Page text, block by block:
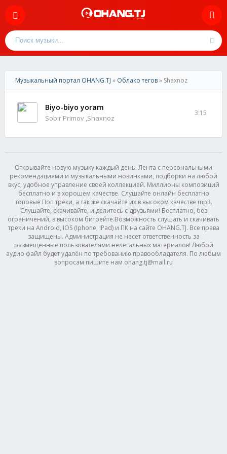
Музыкальный портал OHANG.TJ » Облако тегов» Shaxnoz
Biyo-biyo yoram
Sobir Primov ,Shaxnoz
3:15
Открывайте новую музыку каждый день. Лента с персональными
рекомендациями и музыкальными новинками, подборки на любой
вкус, удобное управление своей коллекцией. Миллионы композиций
бесплатно и в хорошем качестве. Слушайте онлайн бесплатно
топовые Поп треки, а так же скачайте их в высоком качестве mp3.
Слушайте, скачивайте, и делитесь с друзьями! Бесплатно, без
ограничений, в высоком битрейте.Возможность слушать и скачивать
треки на Android, IOS (Iphone, IPad) и ПК на сайте OHANG.TJ. Все права
защищены. Администрация не несет ответственность за
размещенные пользователями нелегальных материалов! Любой
аудио файл будет удалён по требованию правообладателя. По любым
вопросам пишите нам ohang.tj@mail.ru